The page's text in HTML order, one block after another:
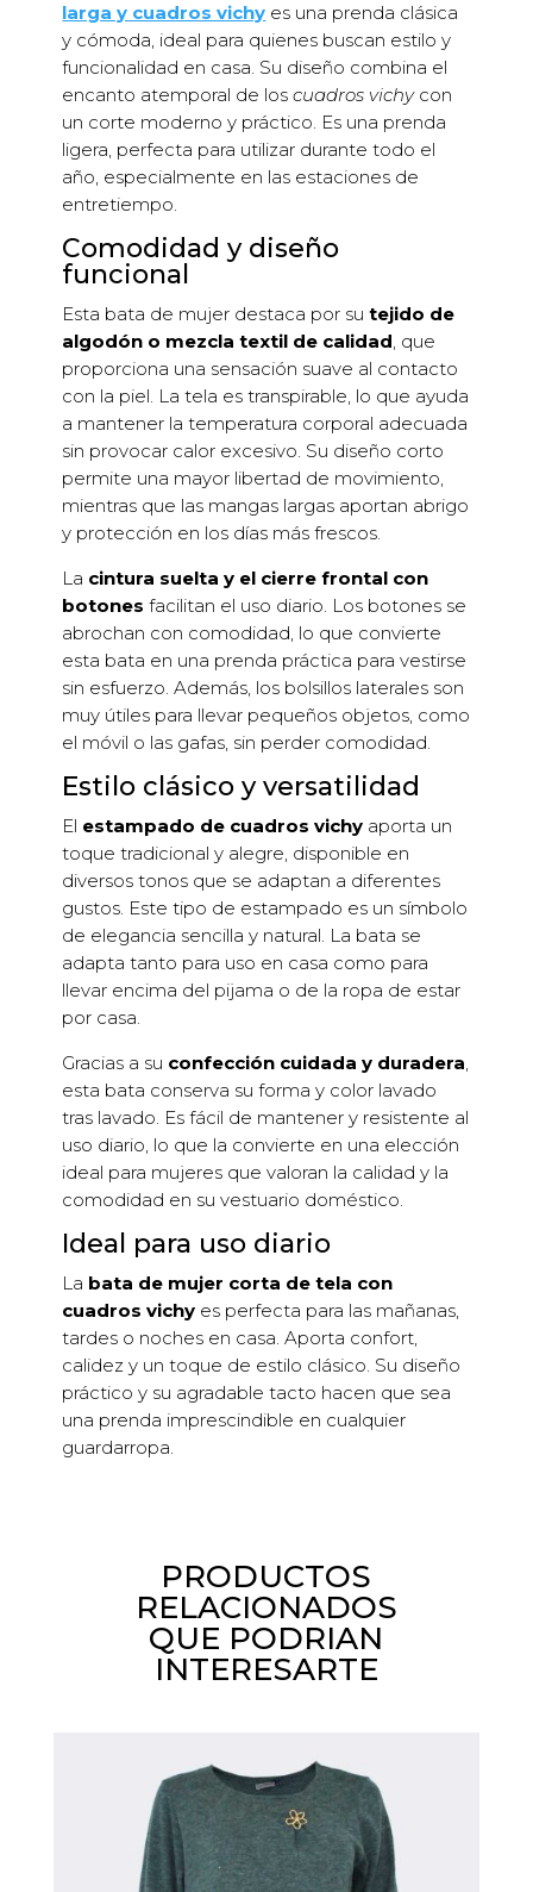
larga y cuadros vichy es una prenda clásica
y cómoda, ideal para quienes buscan estilo y
funcionalidad en casa. Su diseño combina el
encanto atemporal de loscuadros vichycon
un corte moderno y práctico. Es una prenda
ligera, perfecta para utilizar durante todo el
año, especialmente en las estaciones de
entretiempo.
Comodidad y diseño
funcional
Esta bata de mujer destaca por sutejido de
algodón o mezcla textil de calidad, que
proporciona una sensación suave al contacto
con la piel. La tela es transpirable, lo que ayuda
a mantener la temperatura corporal adecuada
sin provocar calor excesivo. Su diseño corto
permite una mayor libertad de movimiento,
mientras que las mangas largas aportan abrigo
y protección en los días más frescos.
La cintura suelta y el cierre frontal con
botones facilitan el uso diario. Los botones se
abrochan con comodidad, lo que convierte
esta bata en una prenda práctica para vestirse
sin esfuerzo. Además, los bolsillos laterales son
muy útiles para llevar pequeños objetos, como
el móvil o las gafas, sin perder comodidad.
Estilo clásico y versatilidad
El estampado de cuadros vichy aporta un
toque tradicional y alegre, disponible en
diversos tonos que se adaptan a diferentes
gustos. Este tipo de estampado es un símbolo
de elegancia sencilla y natural. La bata se
adapta tanto para uso en casa como para
llevar encima del pijama o de la ropa de estar
por casa.
Gracias a su confección cuidada y duradera,
esta bata conserva su forma y color lavado
tras lavado. Es fácil de mantener y resistente al
uso diario, lo que la convierte en una elección
ideal para mujeres que valoran la calidad y la
comodidad en su vestuario doméstico.
Ideal para uso diario
La bata de mujer corta de tela con
cuadros vichy es perfecta para las mañanas,
tardes o noches en casa. Aporta confort,
calidez y un toque de estilo clásico. Su diseño
práctico y su agradable tacto hacen que sea
una prenda imprescindible en cualquier
guardarropa.
PRODUCTOS
RELACIONADOS
QUE PODRIAN
INTERESARTE